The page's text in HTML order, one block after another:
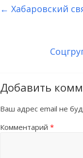
← Хабаровский
Добавить
Ваш адрес email не
Комментарий *